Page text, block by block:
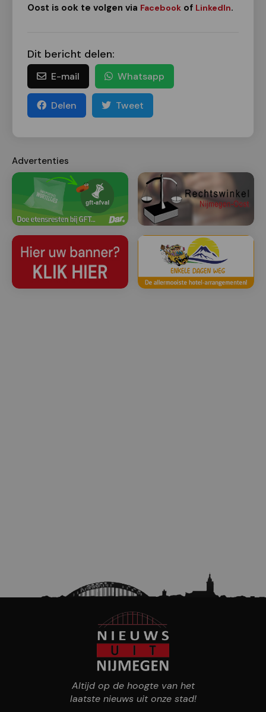
Oost is ook te volgen via Facebook of LinkedIn.
Dit bericht delen:
E-mail Whatsapp
Delen Tweet
Advertenties
Altijd op de hoogte van het
laatste nieuws uit onze stad!